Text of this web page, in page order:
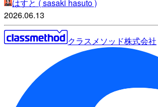
はすと ( sasaki hasuto )
2026.06.13
クラスメソッド株式会社